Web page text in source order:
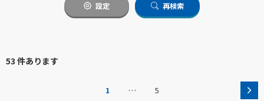
設定 再検索
53 件あります
1 … 5